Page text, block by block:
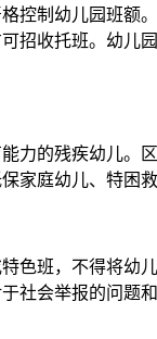
幼儿园班额
收托班。幼儿
残疾幼儿。
家庭幼儿、特困
班，不得将幼
会举报的问题